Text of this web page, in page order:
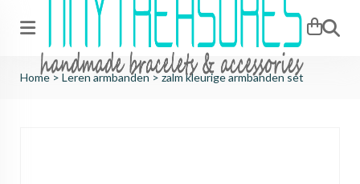
Zoeken
Home> Leren armbanden >zalm kleurige armbanden set